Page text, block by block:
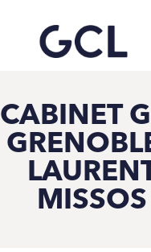
CABINET
MISSOS